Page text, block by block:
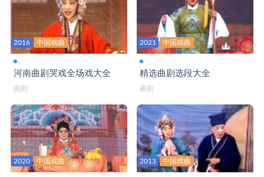
河南古装曲剧《周仁献嫂》
河南古装曲剧《状元媒》
河南古装曲剧全场戏《大破龙凤寺》
河南古装曲剧全场戏《老包赶考》
2016 中国戏曲
河南曲剧哭戏全场戏大全
曲剧
2021 中国戏曲
精选曲剧选段大全
曲剧
2020 中国戏曲 2013 中国戏曲